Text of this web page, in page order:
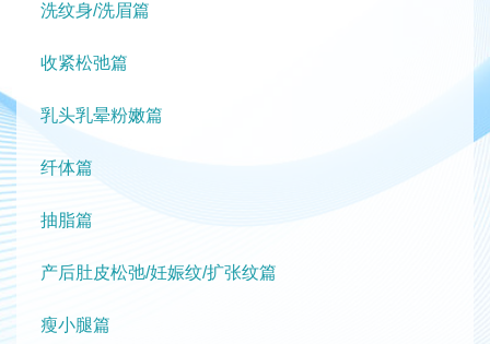
洗纹身/洗眉篇
收紧松弛篇
乳头乳晕粉嫩篇
纤体篇
抽脂篇
产后肚皮松弛/妊娠纹/扩张纹篇
瘦小腿篇